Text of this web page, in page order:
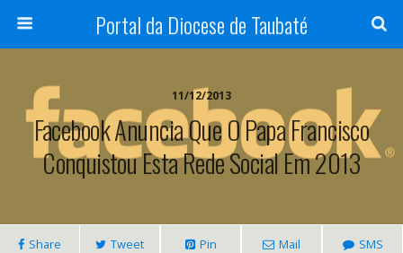
Portal da Diocese de Taubaté
11/12/2013
Facebook Anuncia Que O Papa Francisco
Conquistou Esta Rede Social Em 2013
Share Tweet Pin Mail SMS